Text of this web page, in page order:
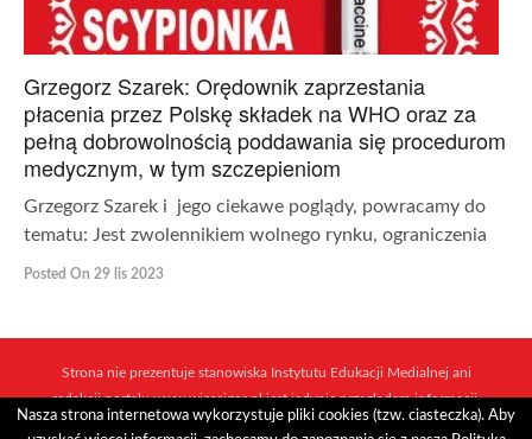
Grzegorz Szarek: Orędownik zaprzestania
płacenia przez Polskę składek na WHO oraz za
pełną dobrowolnością poddawania się procedurom
medycznym, w tym szczepieniom
Grzegorz Szarek i jego ciekawe poglądy, powracamy do
tematu: Jest zwolennikiem wolnego rynku, ograniczenia
Posted On 29 lis 2023
Strona nie prezentuje stanowiska Instytutu Edukacji Medialnej ani
redakcji portalu www.wiescigor.pl jest jedynie przeglądem informacji,
które ukazują się w sieci mediów i niezależnych dziennikarzy.
Nasza strona internetowa wykorzystuje pliki cookies (tzw. ciasteczka). Aby